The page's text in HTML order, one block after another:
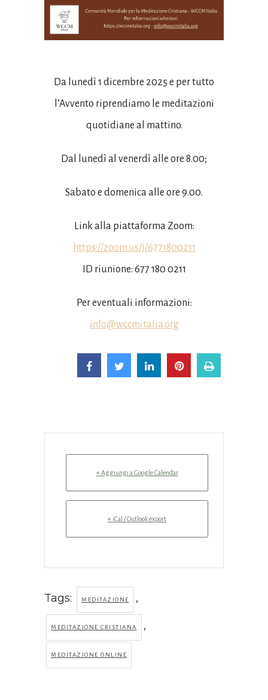
Da lunedì 1 dicembre 2025 e per tutto
l’Avvento riprendiamo le meditazioni
quotidiane al mattino.
Dal lunedì al venerdì alle ore 8.00;
Sabato e domenica alle ore 9.00.
Link alla piattaforma Zoom:
https://zoom.us/j/6771800211
ID riunione: 677 180 0211
Per eventuali informazioni:
info@wccmitalia.org
+ Aggiungi a Google Calendar
+ iCal / Outlook export
Tags: MEDITAZIONE ,
MEDITAZIONE CRISTIANA ,
MEDITAZIONE ONLINE